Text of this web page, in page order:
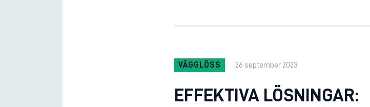
VÄGGLÖSS 26 september 2023
EFFEKTIVA LÖSNINGAR: